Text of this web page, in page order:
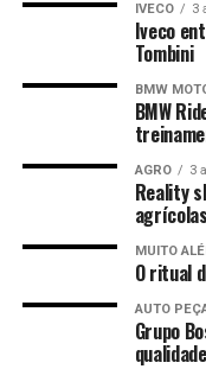
IVECO 3
Iveco
Tombini
BMW
BMW
AGRO 3
Reality
MUITO
O ritual
AUTO
Grupo